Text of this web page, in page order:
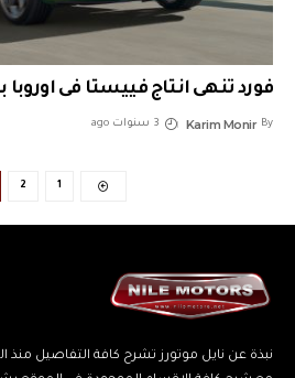
فورد تنهى انتاج فييستا فى اوروبا
By
Karim Monir 3 سنوات ago
1
2
نبذة عن نايل موتورز تشرح كافة التفاصيل منذ